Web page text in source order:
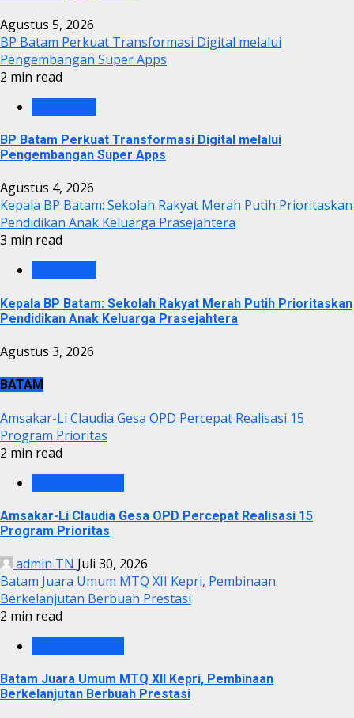
Agustus 5, 2026
BP Batam Perkuat Transformasi Digital melalui
Pengembangan Super Apps
2 min read
BP Batam Perkuat Transformasi Digital melalui
Pengembangan Super Apps
Agustus 4, 2026
Kepala BP Batam: Sekolah Rakyat Merah Putih Prioritaskan
Pendidikan Anak Keluarga Prasejahtera
3 min read
Kepala BP Batam: Sekolah Rakyat Merah Putih Prioritaskan
Pendidikan Anak Keluarga Prasejahtera
Agustus 3, 2026
BATAM
Amsakar-Li Claudia Gesa OPD Percepat Realisasi 15
Program Prioritas
2 min read
Amsakar-Li Claudia Gesa OPD Percepat Realisasi 15
Program Prioritas
admin TN Juli 30, 2026
Batam Juara Umum MTQ XII Kepri, Pembinaan
Berkelanjutan Berbuah Prestasi
2 min read
Batam Juara Umum MTQ XII Kepri, Pembinaan
Berkelanjutan Berbuah Prestasi